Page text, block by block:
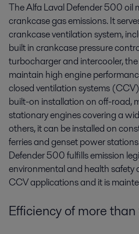
The Alfa Laval Defender 500 oil
crankcase gas emissions. It
crankcase ventilation system,
built in crankcase pressure
turbocharger and intercooler,
maintain high engine
closed ventilation systems
built-on installation on off-road,
stationary engines covering a
others, it can be installed on
ferries and genset power
Defender 500 fulfills emission
environmental and health
CCV applications and it is
Efficiency of more